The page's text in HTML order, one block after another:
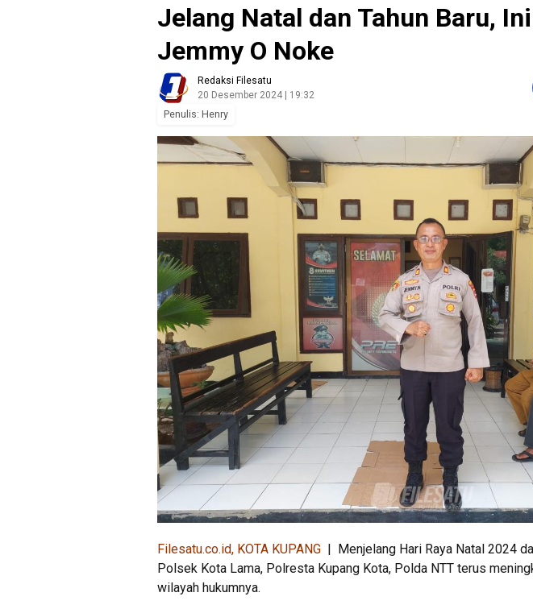
Jelang Natal dan Tahun Baru,
Jemmy O Noke
Redaksi Filesatu
20 Desember 2024 | 19:32
Penulis: Henry
Filesatu.co.id, KOTA KUPANG | Menjelang Hari Raya Natal 2024
Polsek Kota Lama, Polresta Kupang Kota, Polda NTT terus
wilayah hukumnya.